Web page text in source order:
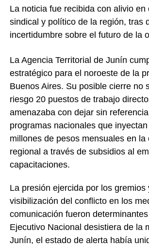
La noticia fue recibida con alivio en
sindical y político de la región, tras
incertidumbre sobre el futuro de la
La Agencia Territorial de Junín
estratégico para el noroeste de la
Buenos Aires. Su posible cierre no
riesgo 20 puestos de trabajo
amenazaba con dejar sin
programas nacionales que
millones de pesos mensuales en la
regional a través de subsidios al
capacitaciones.
La presión ejercida por los gremios
visibilización del conflicto en los
comunicación fueron
Ejecutivo Nacional desistiera de la
Junín, el estado de alerta había